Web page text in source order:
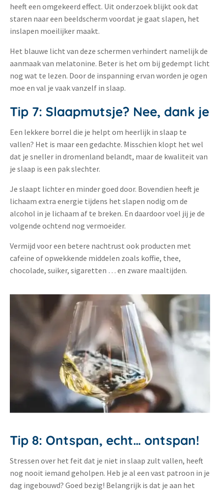
heeft een omgekeerd effect. Uit onderzoek blijkt ook dat
staren naar een beeldscherm voordat je gaat slapen, het
inslapen moeilijker maakt.
Het blauwe licht van deze schermen verhindert namelijk de
aanmaak van melatonine. Beter is het om bij gedempt licht
nog wat te lezen. Door de inspanning ervan worden je ogen
moe en val je vaak vanzelf in slaap.
Tip 7: Slaapmutsje? Nee, dank je
Een lekkere borrel die je helpt om heerlijk in slaap te
vallen? Het is maar een gedachte. Misschien klopt het wel
dat je sneller in dromenland belandt, maar de kwaliteit van
je slaap is een pak slechter.
Je slaapt lichter en minder goed door. Bovendien heeft je
lichaam extra energie tijdens het slapen nodig om de
alcohol in je lichaam af te breken. En daardoor voel jij je de
volgende ochtend nog vermoeider.
Vermijd voor een betere nachtrust ook producten met
cafeïne of opwekkende middelen zoals koffie, thee,
chocolade, suiker, sigaretten … en zware maaltijden.
Tip 8: Ontspan, echt… ontspan!
Stressen over het feit dat je niet in slaap zult vallen, heeft
nog nooit iemand geholpen. Heb je al een vast patroon in je
dag ingebouwd? Goed bezig! Belangrijk is dat je aan het